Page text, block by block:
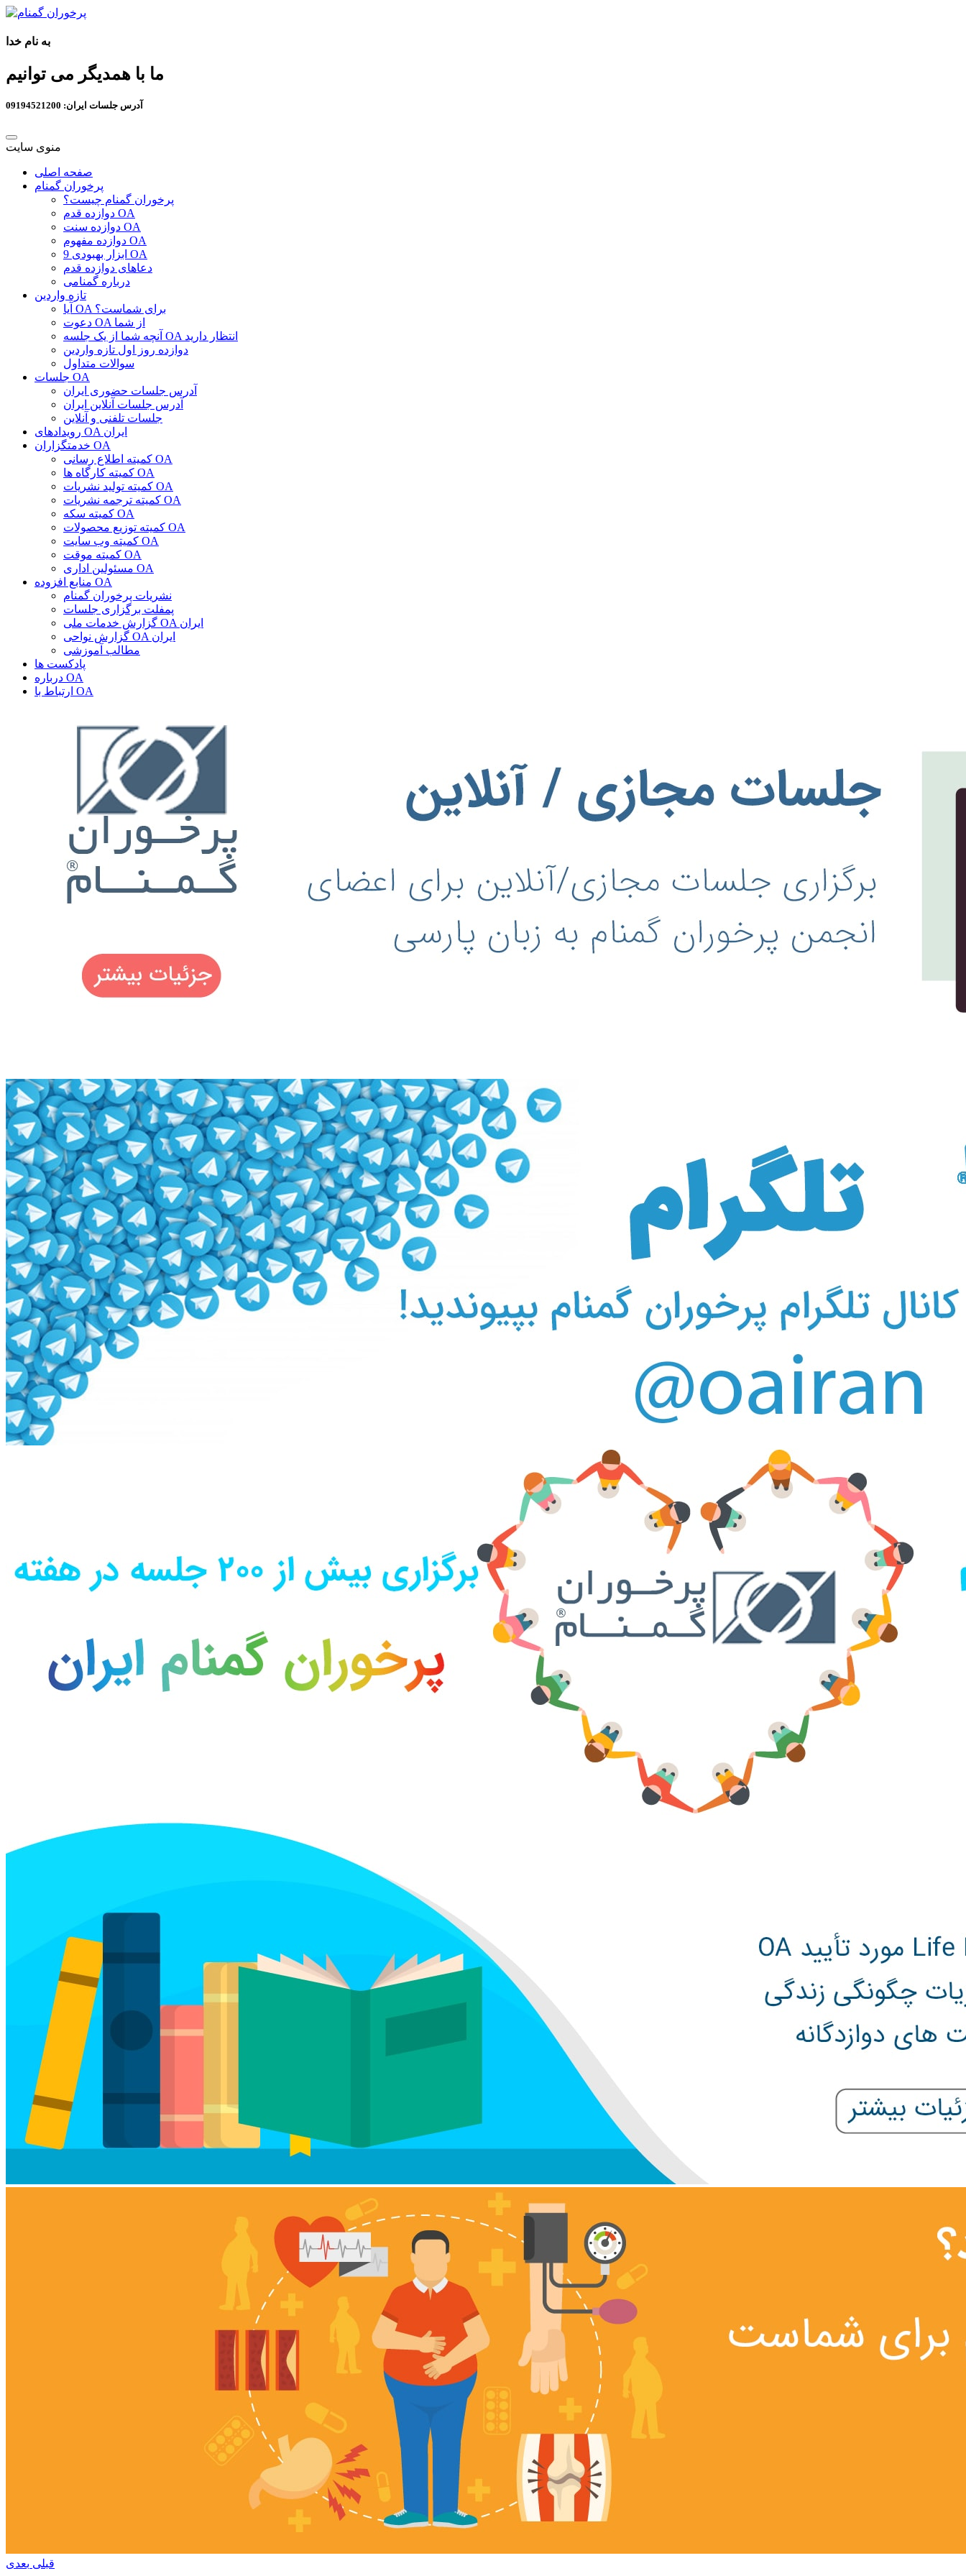
به نام خدا
ما با همدیگر می توانیم
آدرس جلسات ایران: 09194521200
منوی سایت
صفحه اصلی
پرخوران گمنام
پرخوران گمنام چیست؟
دوازده قدم OA
دوازده سنت OA
دوازده مفهوم OA
9 ابزار بهبودی OA
دعاهای دوازده قدم
درباره گمنامی
تازه واردین
آیا OA برای شماست؟
دعوت OA از شما
آنچه شما از یک جلسه OA انتظار دارید
دوازده روز اول تازه واردین
سوالات متداول
جلسات OA
آدرس جلسات حضوری ایران
آدرس جلسات آنلاین ایران
جلسات تلفنی و آنلاین
رویدادهای OA ایران
خدمتگزاران OA
کمیته اطلاع رسانی OA
کمیته کارگاه ها OA
کمیته تولید نشریات OA
کمیته ترجمه نشریات OA
کمیته سکه OA
کمیته توزیع محصولات OA
کمیته وب سایت OA
کمیته موقت OA
مسئولین اداری OA
منابع افزوده OA
نشریات پرخوران گمنام
پمفلت برگزاری جلسات
گزارش خدمات ملی OA ایران
گزارش نواحی OA ایران
مطالب آموزشی
پادکست ها
درباره OA
ارتباط با OA
قبلی بعدی